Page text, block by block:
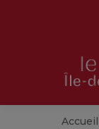
Accueil